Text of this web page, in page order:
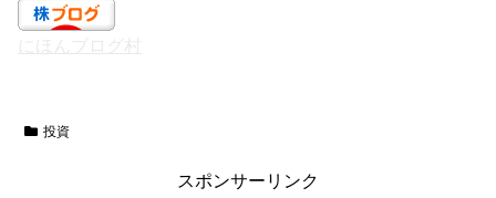
投資
スポンサーリンク